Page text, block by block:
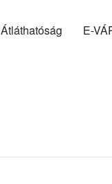
Átláthatóság E-